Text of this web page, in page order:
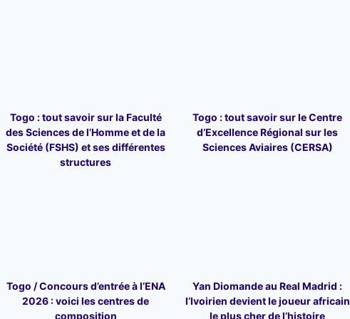
Togo : tout savoir sur la Faculté
des Sciences de l’Homme et de la
Société (FSHS) et ses différentes
structures
Togo : tout savoir sur le Centre
d’Excellence Régional sur les
Sciences Aviaires (CERSA)
Togo / Concours d’entrée à l’ENA
2026 : voici les centres de
composition
Yan Diomande au Real Madrid :
l’Ivoirien devient le joueur africain
le plus cher de l’histoire